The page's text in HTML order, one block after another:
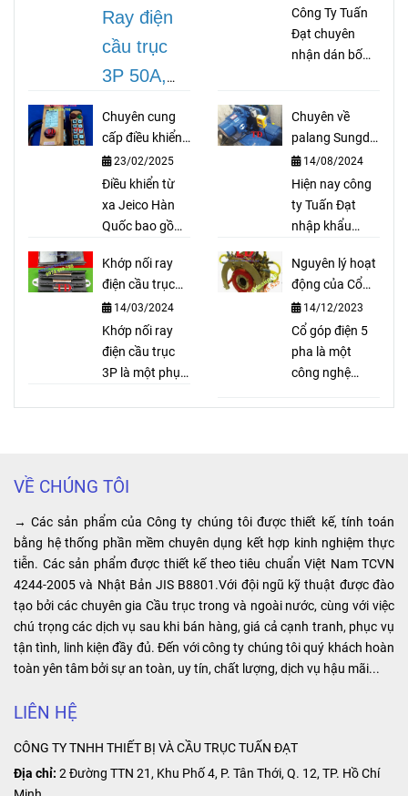
3P 150A, 3P
200A
Ray điện
cầu trục
3P 50A,
3P 100A,
3P 150A,
3P 200Alà
dòng thiết
an toàn rất
cần thiết
cho cầu
trục, cổng
công trình,
nhà máy,
nhà xưởng
sản xuất,
…
Công Ty Tuấn
Đạt chuyên
nhận dán bố
như bố palang,
bố coil, bố cong
cho thắng thuỷ
lực, bố trục lục
giác, bố xe ô tô,
...
Chuyên cung
cấp điều khiển
từ xa Jeico Hàn
Quốc
23/02/2025
Điều khiển từ
xa Jeico Hàn
Quốc bao gồm
bộ phát sóng
dùng để điều
khiển palang,
cầu trục, xe
cẩu, cửa cổng
tự động. Điều
Chuyên về
palang Sungdo
Hàn Quốc
14/08/2024
Hiện nay công
ty Tuấn Đạt
nhập khẩu
Sungdo với số
lượng lớn và
cung cấp ra thị
trường với giá
cả cạnh tranh,
hàng hóa luôn
hướng dẫn lực
chọn loại
palang phù hợp
với nhu cầu và
mục đích sử
dụng của quý
khách hảng.
Khớp nối ray
điện cầu trục
3P là gì?
14/03/2024
Khớp nối ray
điện cầu trục
3P là một phụ
các đoạn ray
khớp nối ray
điện cầu trục
3P giúp đảm
bảo sự liên kết
chắc chắn và
ổn định giữa
các đoạn ray,
tạo ra một hệ
Nguyên lý hoạt
động của Cổ
góp điện 5 pha
14/12/2023
Cổ góp điện 5
pha là một
công nghệ
xuất trong hệ
thống công
nghiệp. Điểm
đặc biệt của
sản phẩm là
khả năng cung
cấp nguồn điện
ổn định và liên
công nghiệp.
VỀ CHÚNG TÔI
→ Các sản phẩm của Công ty chúng tôi được thiết kế, tính toán
bằng hệ thống phần mềm chuyên dụng kết hợp kinh nghiệm thực
tiễn. Các sản phẩm được thiết kế theo tiêu chuẩn Việt Nam TCVN
4244-2005 và Nhật Bản JIS B8801.Với đội ngũ kỹ thuật được đào
tạo bởi các chuyên gia Cầu trục trong và ngoài nước, cùng với việc
chú trọng các dịch vụ sau khi bán hàng, giá cả cạnh tranh, phục vụ
tận tình, linh kiện đầy đủ. Đến với công ty chúng tôi quý khách hoàn
toàn yên tâm bởi sự an toàn, uy tín, chất lượng, dịch vụ hậu mãi...
LIÊN HỆ
CÔNG TY TNHH THIẾT BỊ VÀ CẦU TRỤC TUẤN ĐẠT
Địa chỉ: 2 Đường TTN 21, Khu Phố 4, P. Tân Thới, Q. 12, TP. Hồ Chí